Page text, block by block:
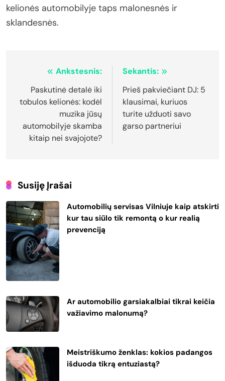
kelionės automobilyje taps malonesnės ir
sklandesnės.
Navigacija
tarp
įrašų
Ankstesnis:
Paskutinė detalė iki
tobulos kelionės: kodėl
muzika jūsų
automobilyje skamba
kitaip nei svajojote?
Sekantis:
Prieš pakviečiant DJ: 5
klausimai, kuriuos
turite užduoti savo
garso partneriui
Susiję Įrašai
Automobilių servisas Vilniuje kaip atskirti
kur tau siūlo tik remontą o kur realią
prevenciją
Ar automobilio garsiakalbiai tikrai keičia
važiavimo malonumą?
Meistriškumo ženklas: kokios padangos
išduoda tikrą entuziastą?